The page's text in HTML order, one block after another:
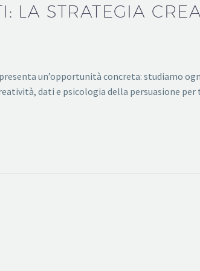
LA STRATEGIA
un’opportunità concreta: studiamo
dati e psicologia della persuasione